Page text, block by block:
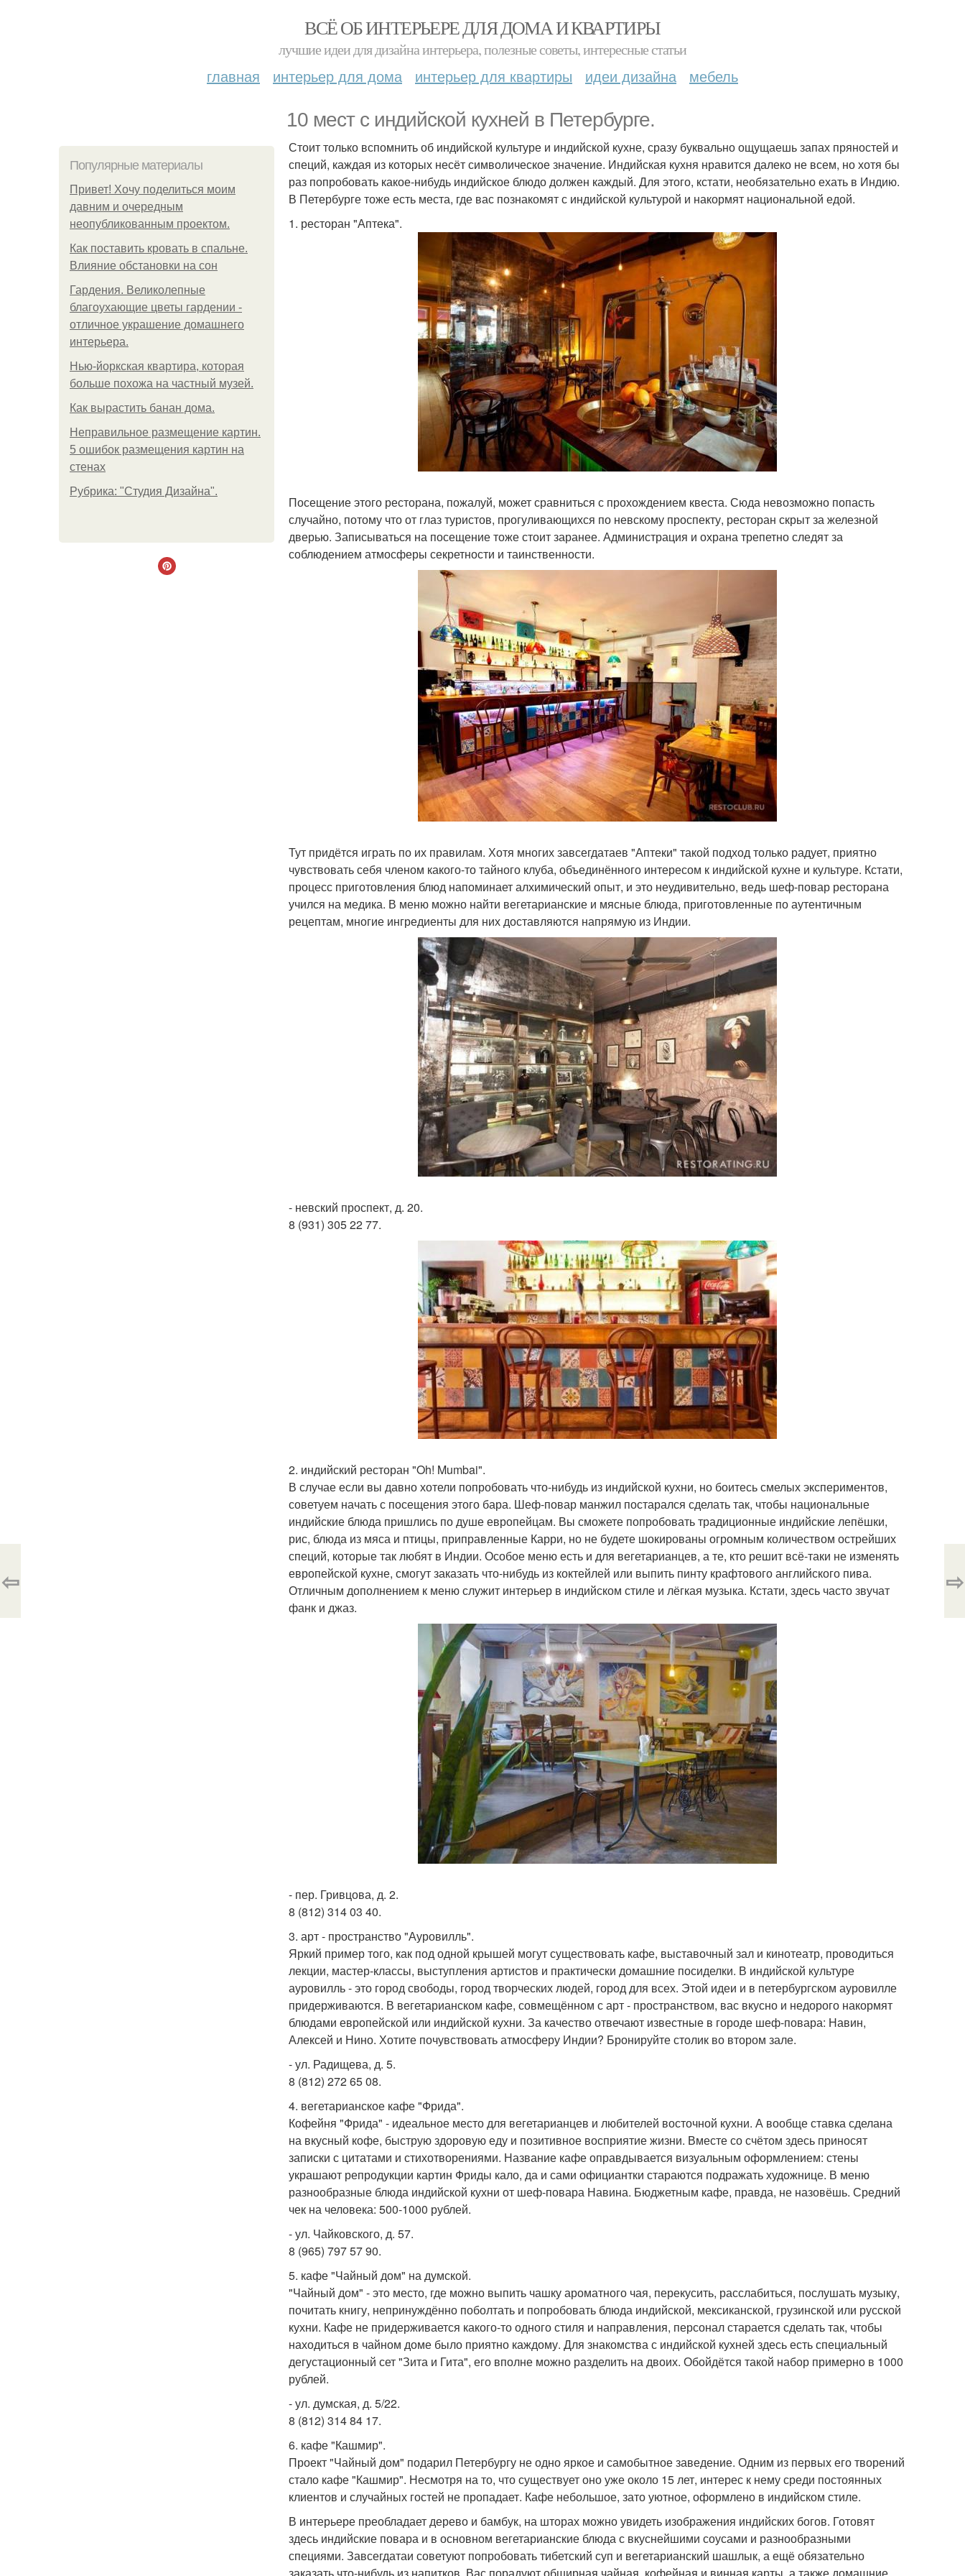
ВСЁ ОБ ИНТЕРЬЕРЕ ДЛЯ ДОМА И КВАРТИРЫ
лучшие идеи для дизайна интерьера, полезные советы, интересные статьи
главная интерьер для дома интерьер для квартиры идеи дизайна мебель
10 мест с индийской кухней в Петербурге.
Популярные материалы
Привет! Хочу поделиться моим
давним и очередным
неопубликованным проектом.
Как поставить кровать в спальне.
Влияние обстановки на сон
Гардения. Великолепные
благоухающие цветы гардении -
отличное украшение домашнего
интерьера.
Нью-йоркская квартира, которая
больше похожа на частный музей.
Как вырастить банан дома.
Неправильное размещение картин.
5 ошибок размещения картин на
стенах
Рубрика: "Студия Дизайна".
Стоит только вспомнить об индийской культуре и индийской кухне, сразу буквально ощущаешь запах пряностей и
специй, каждая из которых несёт символическое значение. Индийская кухня нравится далеко не всем, но хотя бы
раз попробовать какое-нибудь индийское блюдо должен каждый. Для этого, кстати, необязательно ехать в Индию.
В Петербурге тоже есть места, где вас познакомят с индийской культурой и накормят национальной едой.
1. ресторан "Аптека".
Посещение этого ресторана, пожалуй, может сравниться с прохождением квеста. Сюда невозможно попасть
случайно, потому что от глаз туристов, прогуливающихся по невскому проспекту, ресторан скрыт за железной
дверью. Записываться на посещение тоже стоит заранее. Администрация и охрана трепетно следят за
соблюдением атмосферы секретности и таинственности.
Тут придётся играть по их правилам. Хотя многих завсегдатаев "Аптеки" такой подход только радует, приятно
чувствовать себя членом какого-то тайного клуба, объединённого интересом к индийской кухне и культуре. Кстати,
процесс приготовления блюд напоминает алхимический опыт, и это неудивительно, ведь шеф-повар ресторана
учился на медика. В меню можно найти вегетарианские и мясные блюда, приготовленные по аутентичным
рецептам, многие ингредиенты для них доставляются напрямую из Индии.
- невский проспект, д. 20.
8 (931) 305 22 77.
2. индийский ресторан "Oh! Mumbai".
В случае если вы давно хотели попробовать что-нибудь из индийской кухни, но боитесь смелых экспериментов,
советуем начать с посещения этого бара. Шеф-повар манжил постарался сделать так, чтобы национальные
индийские блюда пришлись по душе европейцам. Вы сможете попробовать традиционные индийские лепёшки,
рис, блюда из мяса и птицы, приправленные Карри, но не будете шокированы огромным количеством острейших
специй, которые так любят в Индии. Особое меню есть и для вегетарианцев, а те, кто решит всё-таки не изменять
европейской кухне, смогут заказать что-нибудь из коктейлей или выпить пинту крафтового английского пива.
Отличным дополнением к меню служит интерьер в индийском стиле и лёгкая музыка. Кстати, здесь часто звучат
фанк и джаз.
- пер. Гривцова, д. 2.
8 (812) 314 03 40.
3. арт - пространство "Ауровилль".
Яркий пример того, как под одной крышей могут существовать кафе, выставочный зал и кинотеатр, проводиться
лекции, мастер-классы, выступления артистов и практически домашние посиделки. В индийской культуре
ауровилль - это город свободы, город творческих людей, город для всех. Этой идеи и в петербургском ауровилле
придерживаются. В вегетарианском кафе, совмещённом с арт - пространством, вас вкусно и недорого накормят
блюдами европейской или индийской кухни. За качество отвечают известные в городе шеф-повара: Навин,
Алексей и Нино. Хотите почувствовать атмосферу Индии? Бронируйте столик во втором зале.
- ул. Радищева, д. 5.
8 (812) 272 65 08.
4. вегетарианское кафе "Фрида".
Кофейня "Фрида" - идеальное место для вегетарианцев и любителей восточной кухни. А вообще ставка сделана
на вкусный кофе, быструю здоровую еду и позитивное восприятие жизни. Вместе со счётом здесь приносят
записки с цитатами и стихотворениями. Название кафе оправдывается визуальным оформлением: стены
украшают репродукции картин Фриды кало, да и сами официантки стараются подражать художнице. В меню
разнообразные блюда индийской кухни от шеф-повара Навина. Бюджетным кафе, правда, не назовёшь. Средний
чек на человека: 500-1000 рублей.
- ул. Чайковского, д. 57.
8 (965) 797 57 90.
5. кафе "Чайный дом" на думской.
"Чайный дом" - это место, где можно выпить чашку ароматного чая, перекусить, расслабиться, послушать музыку,
почитать книгу, непринуждённо поболтать и попробовать блюда индийской, мексиканской, грузинской или русской
кухни. Кафе не придерживается какого-то одного стиля и направления, персонал старается сделать так, чтобы
находиться в чайном доме было приятно каждому. Для знакомства с индийской кухней здесь есть специальный
дегустационный сет "Зита и Гита", его вполне можно разделить на двоих. Обойдётся такой набор примерно в 1000
рублей.
- ул. думская, д. 5/22.
8 (812) 314 84 17.
6. кафе "Кашмир".
Проект "Чайный дом" подарил Петербургу не одно яркое и самобытное заведение. Одним из первых его творений
стало кафе "Кашмир". Несмотря на то, что существует оно уже около 15 лет, интерес к нему среди постоянных
клиентов и случайных гостей не пропадает. Кафе небольшое, зато уютное, оформлено в индийском стиле.
В интерьере преобладает дерево и бамбук, на шторах можно увидеть изображения индийских богов. Готовят
здесь индийские повара и в основном вегетарианские блюда с вкуснейшими соусами и разнообразными
специями. Завсегдатаи советуют попробовать тибетский суп и вегетарианский шашлык, а ещё обязательно
⇦ ⇨